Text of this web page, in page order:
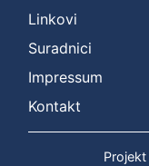
Linkovi
Suradnici
Impressum
Kontakt